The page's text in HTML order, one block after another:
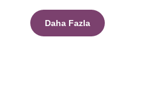
bırakabilmektir. Hazırladığımız
sistemlerin aksine, bizler tüm ekstra
Daha Fazla